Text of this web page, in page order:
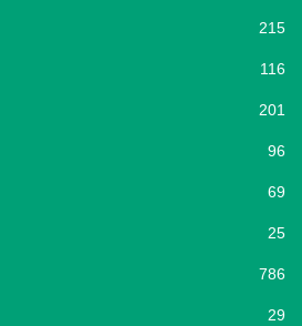
215
116
201
96
69
25
786
29